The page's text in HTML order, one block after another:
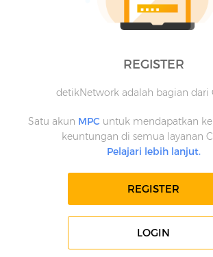
REGISTER
detikNetwork adalah bagian dari
Satu akun MPC untuk mendapatkan
keuntungan di semua layanan
Pelajari lebih lanjut.
REGISTER
LOGIN